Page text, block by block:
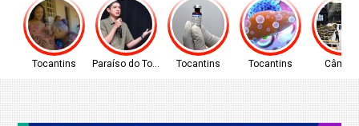
Tocantins Paraíso do TocantinsTocantins Tocantins